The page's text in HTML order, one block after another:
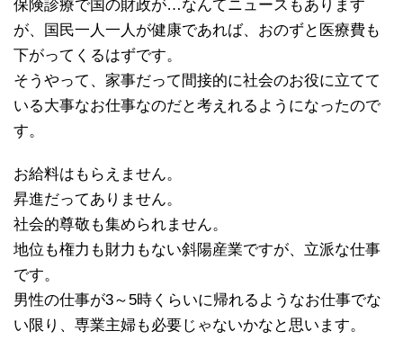
保険診療で国の財政が…なんてニュースもあります
が、国民一人一人が健康であれば、おのずと医療費も
下がってくるはずです。
そうやって、家事だって間接的に社会のお役に立てて
いる大事なお仕事なのだと考えれるようになったので
す。
お給料はもらえません。
昇進だってありません。
社会的尊敬も集められません。
地位も権力も財力もない斜陽産業ですが、立派な仕事
です。
男性の仕事が3～5時くらいに帰れるようなお仕事でな
い限り、専業主婦も必要じゃないかなと思います。